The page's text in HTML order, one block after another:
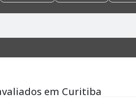
em Curitiba